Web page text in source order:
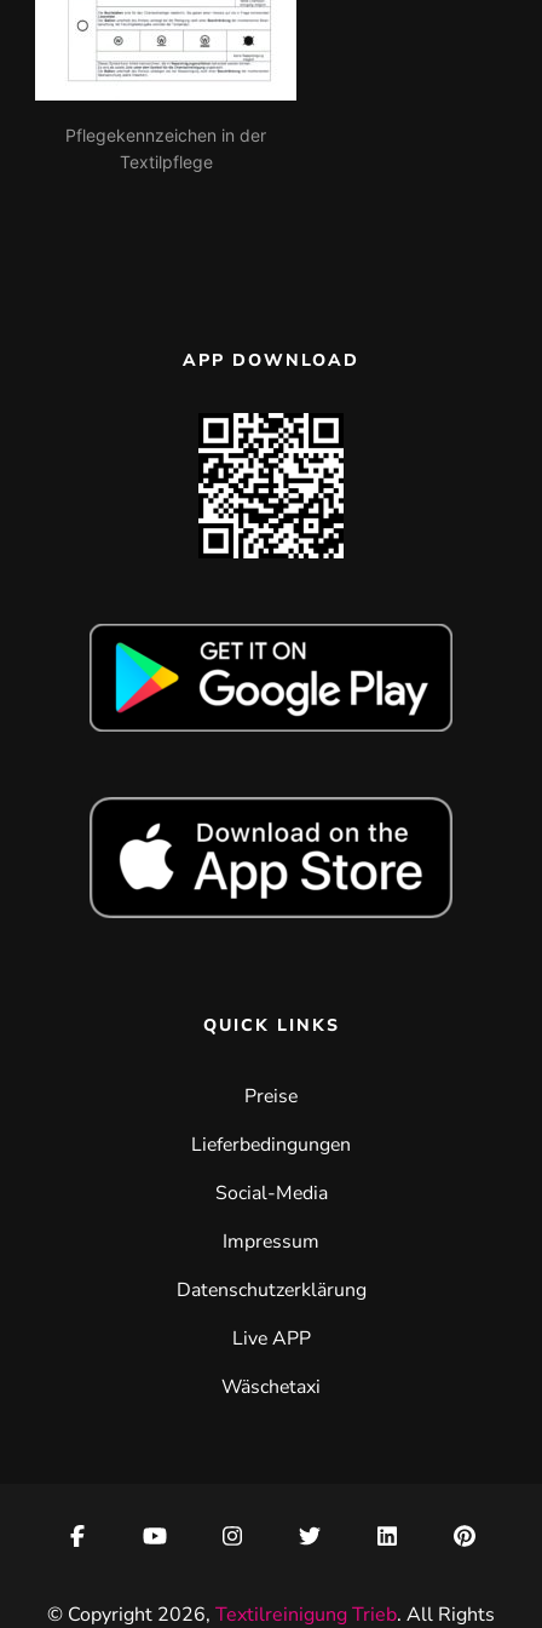
Pflegekennzeichen in der
Textilpflege
APP DOWNLOAD
QUICK LINKS
Preise
Lieferbedingungen
Social-Media
Impressum
Datenschutzerklärung
Live APP
Wäschetaxi
© Copyright 2026, Textilreinigung Trieb. All Rights